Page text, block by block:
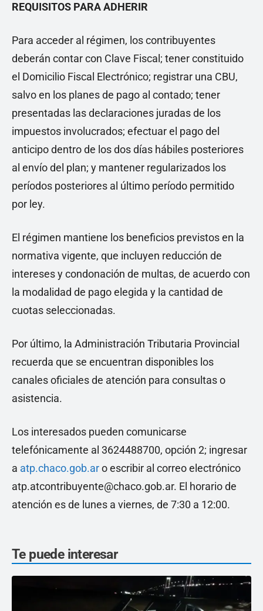
REQUISITOS PARA ADHERIR
Para acceder al régimen, los contribuyentes
deberán contar con Clave Fiscal; tener constituido
el Domicilio Fiscal Electrónico; registrar una CBU,
salvo en los planes de pago al contado; tener
presentadas las declaraciones juradas de los
impuestos involucrados; efectuar el pago del
anticipo dentro de los dos días hábiles posteriores
al envío del plan; y mantener regularizados los
períodos posteriores al último período permitido
por ley.
El régimen mantiene los beneficios previstos en la
normativa vigente, que incluyen reducción de
intereses y condonación de multas, de acuerdo con
la modalidad de pago elegida y la cantidad de
cuotas seleccionadas.
Por último, la Administración Tributaria Provincial
recuerda que se encuentran disponibles los
canales oficiales de atención para consultas o
asistencia.
Los interesados pueden comunicarse
telefónicamente al 3624488700, opción 2; ingresar
a atp.chaco.gob.aro escribir al correo electrónico
atp.atcontribuyente@chaco.gob.ar. El horario de
atención es de lunes a viernes, de 7:30 a 12:00.
Te puede interesar